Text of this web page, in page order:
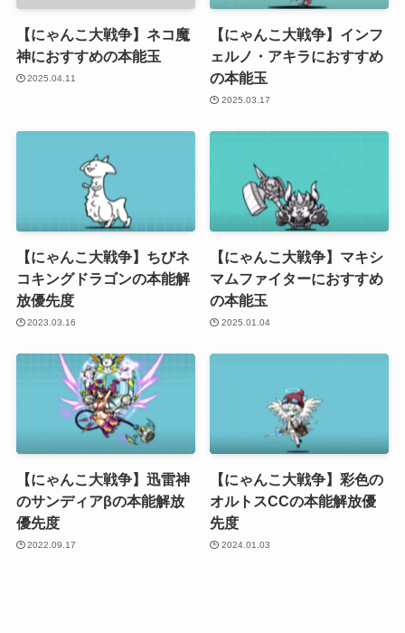
【にゃんこ大戦争】ネコ魔
神におすすめの本能玉
2025.04.11
【にゃんこ大戦争】インフ
ェルノ・アキラにおすすめ
の本能玉
2025.03.17
【にゃんこ大戦争】ちびネ
コキングドラゴンの本能解
放優先度
2023.03.16
【にゃんこ大戦争】マキシ
マムファイターにおすすめ
の本能玉
2025.01.04
【にゃんこ大戦争】迅雷神
のサンディアβの本能解放
優先度
2022.09.17
【にゃんこ大戦争】彩色の
オルトスCCの本能解放優
先度
2024.01.03